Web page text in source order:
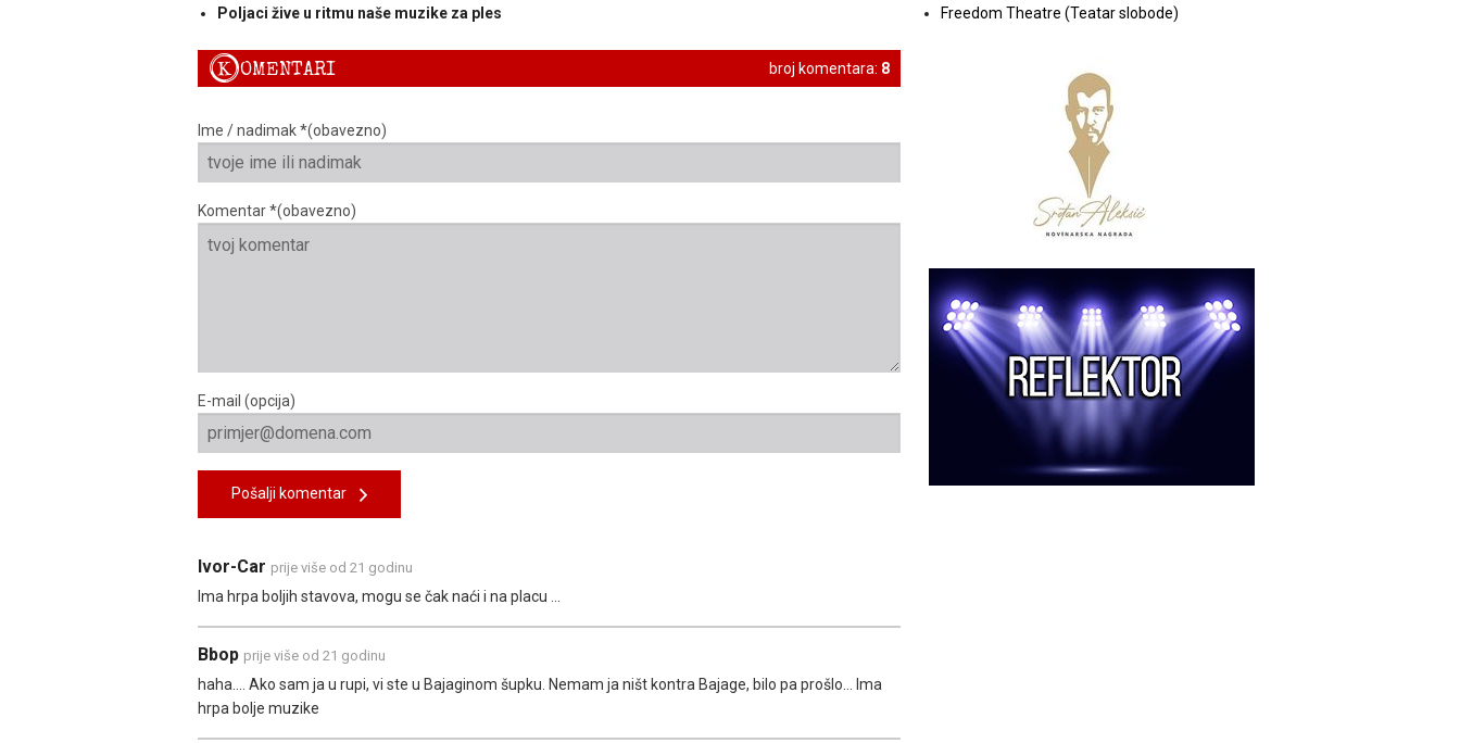
Poljaci žive u ritmu naše muzike za ples
broj komentara: 8
KOMENTARI
Ime / nadimak *(obavezno)
Komentar *(obavezno)
E-mail (opcija)
Pošalji komentar
Ivor-Car prije više od 21 godinu
Ima hrpa boljih stavova, mogu se čak naći i na placu ...
Bbop prije više od 21 godinu
haha.... Ako sam ja u rupi, vi ste u Bajaginom šupku. Nemam ja ništ kontra Bajage, bilo pa prošlo... Ima
hrpa bolje muzike
Freedom Theatre (Teatar slobode)